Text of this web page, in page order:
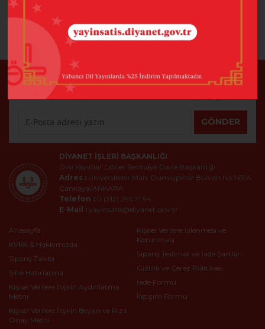
1 adet ürün bulunmuştur.
E-Bülten
En son haberler, bildirimler ve daha fazla tasarım için kaydolun
GÖNDER
DIYANET İŞLERI BAŞKANLIĞI
Dini Yayınlar Döner Sermaye Daire Başkanlığı
Adres : Üniversiteler Mah. Dumlupınar Bulvarı No:147/A
Çankaya/ANKARA
Telefon : 0 (312) 295 71 94
E-Mail : yayinsatis@diyanet.gov.tr
Anasayfa
KVKK & Hakkımızda
Sipariş Takibi
Şifre Hatırlatma
Kişisel Verilere İlişkin Aydınlatma
Metni
Kişisel Verilere İlişkin Beyan ve Rıza
Onay Metni
Kişisel Verilere İşlenmesi ve
Korunması
Sipariş Teslimat ve İade Şartları
Gizlilik ve Çerez Politikası
İade Formu
İletişim Formu